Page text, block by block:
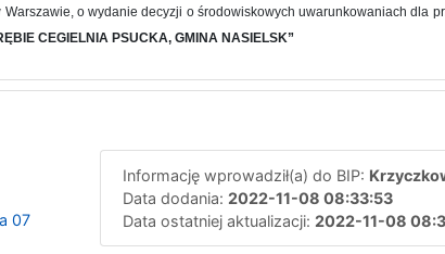
Warszawie, o wydanie decyzji o środowiskowych uwarunkowaniach dla
CEGIELNIA PSUCKA, GMINA NASIELSK”
07
Informację wprowadził(a) do BIP:
Data dodania: 2022-11-08 08:33:53
Data ostatniej aktualizacji: 2022-11-08